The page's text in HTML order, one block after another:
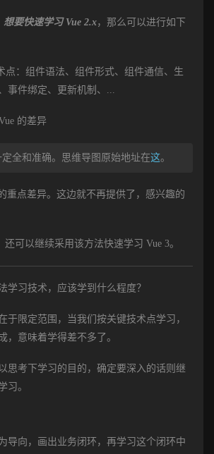
想要快速学习 Vue 2.x，那么可以进行如下
点：组件语法、组件形式、组件通信、生
事件绑定、更新机制、...
的差异
全和准确。思维导图原始地址在这。
重点差异。这边就不再提供了，感兴趣的
还可以继续采用该方法快速学习 Vue 3。
学习技术，应该学到什么程度？
于限定范围，当我们按关键技术点学习，
，意味着学得差不多了。
思考下学习的目的，确定要深入的话则继
习。
导向，画出业务闭环，再学习这个闭环中